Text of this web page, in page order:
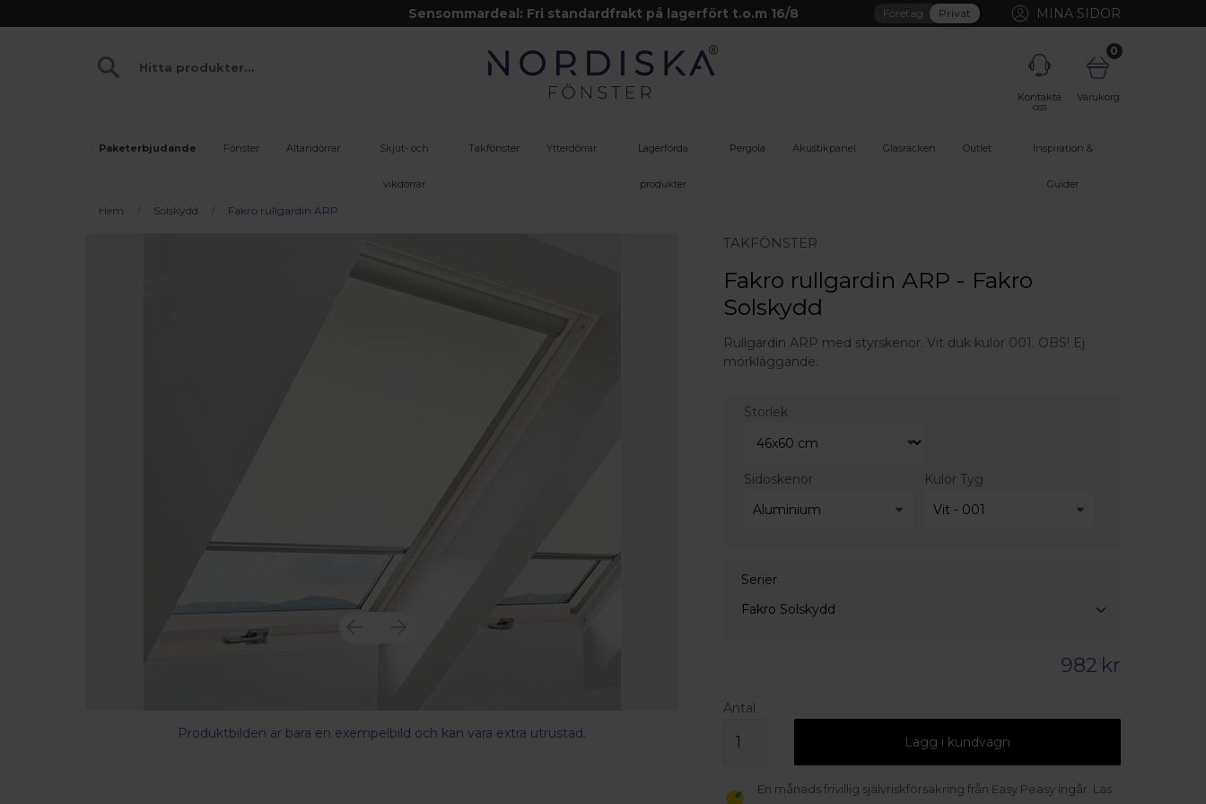
Sensommardeal: Fri standardfrakt på lagerfört t.o.m 16/8 Företag Privat MINA SIDOR
Kontakta
oss
0
Varukorg
Paketerbjudande Fönster Altandörrar Skjut- och
vikdörrar
Takfönster Ytterdörrar Lagerförda
produkter
Pergola Akustikpanel Glasräcken Outlet Inspiration &
Guider
Hem Solskydd Fakro rullgardin ARP
Produktbilden är bara en exempelbild och kan vara extra utrustad.
TAKFÖNSTER
Fakro rullgardin ARP - Fakro
Solskydd
Rullgardin ARP med styrskenor. Vit duk kulör 001. OBS! Ej
mörkläggande.
Storlek
Sidoskenor Kulör Tyg
Serier
Fakro Solskydd
982 kr
Antal
Lägg i kundvagn
En månads frivillig självriskförsäkring från Easy Peasy ingår. Läs